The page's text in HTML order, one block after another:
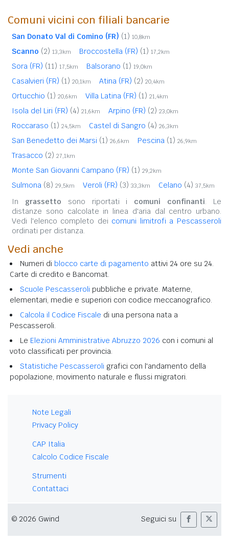
Comuni vicini con filiali bancarie
San Donato Val di Comino (FR) (1) 10,8km
Scanno (2) 13,3km Broccostella (FR) (1) 17,2km
Sora (FR) (11) 17,5km Balsorano (1) 19,0km
Casalvieri (FR) (1) 20,1km Atina (FR) (2) 20,4km
Ortucchio (1) 20,6km Villa Latina (FR) (1) 21,4km
Isola del Liri (FR) (4) 21,6km Arpino (FR) (2) 23,0km
Roccaraso (1) 24,5km Castel di Sangro (4) 26,3km
San Benedetto dei Marsi (1) 26,6km Pescina (1) 26,9km
Trasacco (2) 27,1km
Monte San Giovanni Campano (FR) (1) 29,2km
Sulmona (8) 29,5km Veroli (FR) (3) 33,3km Celano (4) 37,5km
In grassetto sono riportati i comuni confinanti. Le
distanze sono calcolate in linea d'aria dal centro urbano.
Vedi l'elenco completo dei comuni limitrofi a Pescasseroli
ordinati per distanza.
Vedi anche
Numeri di blocco carte di pagamento attivi 24 ore su 24.
Carte di credito e Bancomat.
Scuole Pescasseroli pubbliche e private. Materne,
elementari, medie e superiori con codice meccanografico.
Calcola il Codice Fiscale di una persona nata a
Pescasseroli.
Le Elezioni Amministrative Abruzzo 2026 con i comuni al
voto classificati per provincia.
Statistiche Pescasseroli grafici con l'andamento della
popolazione, movimento naturale e flussi migratori.
Note Legali
Privacy Policy
CAP Italia
Calcolo Codice Fiscale
Strumenti
Contattaci
© 2026 Gwind Seguici su